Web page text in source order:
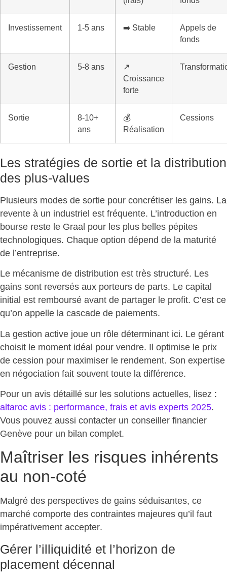
Investissement 1-5 ans ➡️ Stable
Appels de
fonds
Gestion 5-8 ans
↗️
Croissance
forte
Sortie
8-10+
ans
💰
Réalisation
Cessions
Les stratégies de sortie et la distribution
des plus-values
Plusieurs modes de sortie pour concrétiser les gains. La
revente à un industriel est fréquente. L’introduction en
bourse reste le Graal pour les plus belles pépites
technologiques. Chaque option dépend de la maturité
de l’entreprise.
Le mécanisme de distribution est très structuré. Les
gains sont reversés aux porteurs de parts. Le capital
initial est remboursé avant de partager le profit. C’est ce
qu’on appelle la cascade de paiements.
La gestion active joue un rôle déterminant ici. Le gérant
choisit le moment idéal pour vendre. Il optimise le prix
de cession pour maximiser le rendement. Son expertise
en négociation fait souvent toute la différence.
Pour un avis détaillé sur les solutions actuelles, lisez :
altaroc avis : performance, frais et avis experts 2025.
Vous pouvez aussi contacter un conseiller financier
Genève pour un bilan complet.
Maîtriser les risques inhérents
au non-coté
Malgré des perspectives de gains séduisantes, ce
marché comporte des contraintes majeures qu’il faut
impérativement accepter.
Gérer l’illiquidité et l’horizon de
placement décennal